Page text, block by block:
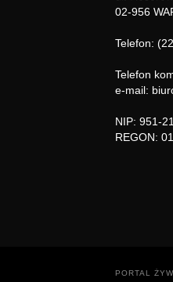
02-956
Telefon:
Telefon
e-mail:
NIP: 951-
REGON:
PORTAL